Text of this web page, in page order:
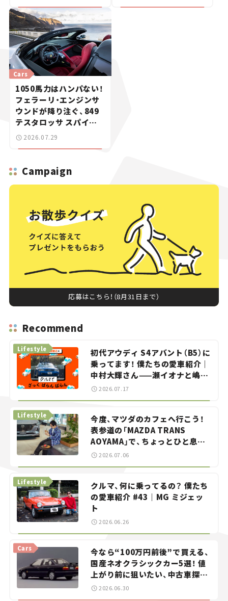
Cars
1050馬力はハンパない！
フェラーリ・エンジンサ
ウンドが降り注ぐ、849
テスタロッサ スパイダ
ーに試乗。
2026.07.29
Campaign
応募はこちら！（8月31日まで）
Recommend
初代アウディ S4アバント（B5）に
乗ってます！ 僕たちの愛車紹介｜
中村大輝さん——瀬イオナと嶋田
智之の「クルマでざっくばらんば
Lifestyle
2026.07.17
今度、マツダのカフェへ行こう！
表参道の「MAZDA TRANS
AOYAMA」で、ちょっとひと息。
——連載｜CCGとクルマでどうす
る？＜第13回＞
Lifestyle
2026.07.06
クルマ、何に乗ってるの？ 僕たち
の愛車紹介 #43｜MG ミジェッ
ト
Lifestyle
2026.06.26
今なら“100万円前後”で買える、
国産ネオクラシックカー5選！ 値
上がり前に狙いたい、中古車探し
をお手伝い――ちょっとイケてるマ
イカー選び #02
Cars
2026.06.30